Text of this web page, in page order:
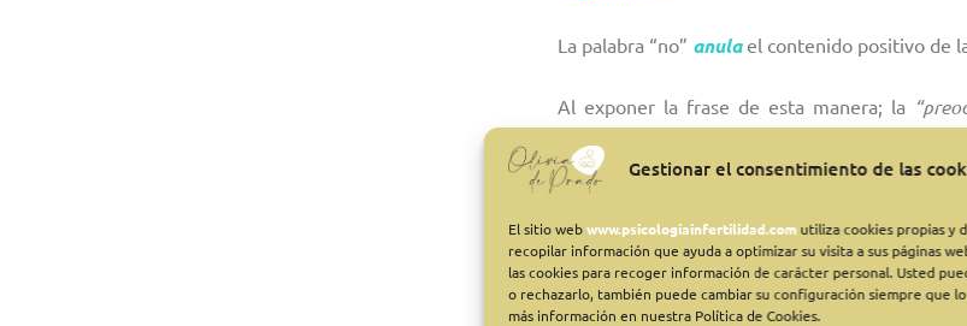
Gestionar el consentimiento de las
El sitio webwww.psicologiainfertilidad.com utiliza cookies propias y
recopilar información que ayuda a optimizar su visita a sus páginas
las cookies para recoger información de carácter personal. Usted
o rechazarlo, también puede cambiar su configuración siempre que
más información en nuestra Política de Cookies.
La palabra “no” anulael contenido positivo de
Al exponer la frase de esta manera; la
pensamientos.
Podríamos variar el contenido de la misma,
siguiente manera:<< me gustaría poder//
tomando>>
¿Qué me dices de la palabra “PERO”? …